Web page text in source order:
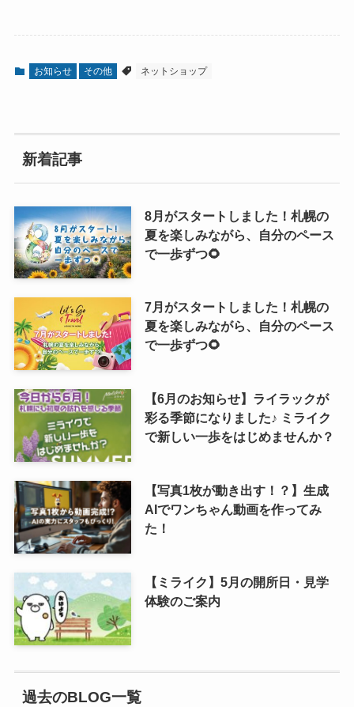
お知らせ その他 ネットショップ
新着記事
8月がスタートしました！札幌の
夏を楽しみながら、自分のペース
で一歩ずつ🌻
7月がスタートしました！札幌の
夏を楽しみながら、自分のペース
で一歩ずつ🌻
【6月のお知らせ】ライラックが
彩る季節になりました♪ ミライク
で新しい一歩をはじめませんか？
【写真1枚が動き出す！？】生成
AIでワンちゃん動画を作ってみ
た！
【ミライク】5月の開所日・見学
体験のご案内
過去のBLOG一覧